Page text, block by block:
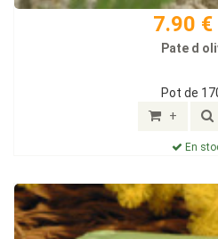
7.90
Pate d
Pot de
+
En